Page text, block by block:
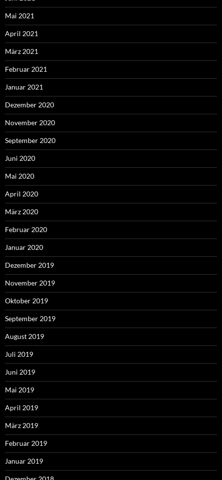
Mai 2021
April 2021
März 2021
Februar 2021
Januar 2021
Dezember 2020
November 2020
September 2020
Juni 2020
Mai 2020
April 2020
März 2020
Februar 2020
Januar 2020
Dezember 2019
November 2019
Oktober 2019
September 2019
August 2019
Juli 2019
Juni 2019
Mai 2019
April 2019
März 2019
Februar 2019
Januar 2019